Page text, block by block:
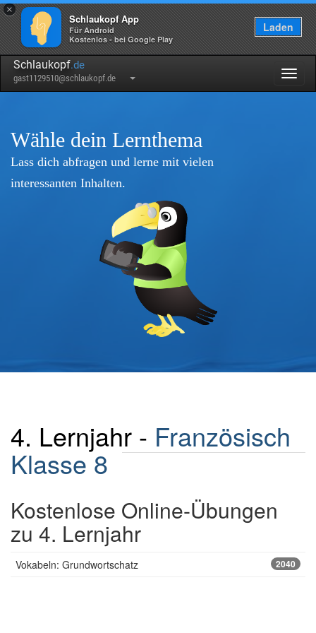
×
Schlaukopf App
Für Android
Kostenlos - bei Google Play
Laden
Schlaukopf.de
gast1129510@schlaukopf.de
Wähle dein Lernthema
Lass dich abfragen und lerne mit vielen
interessanten Inhalten.
4. Lernjahr - Französisch
Klasse 8
Kostenlose Online-Übungen
zu 4. Lernjahr
Vokabeln: Grundwortschatz 2040